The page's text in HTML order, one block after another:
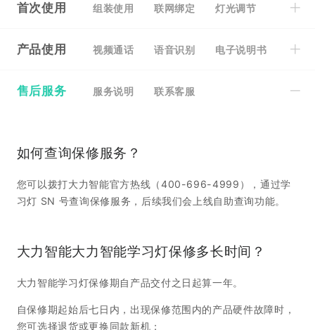
首次使用 组装使用 联网绑定 灯光调节
您可以拨打大力智能官方热线（400-696-4999），通过学
大力智能学习灯保修期自产品交付之日起算一年。
您可选择退货或更换同款新机；
故障时，您可要求更换同款新机；
自保修期起始第十六日至保修期届满，出现保修范围内的产品
产品使用 视频通话 语音识别 电子说明书
习灯 SN 号查询保修服务，后续我们会上线自助查询功能。
大力智能大力智能学习灯保修多长时间？
您可选择退货或更换同款新机；
自保修期起始第八日至第十五日，出现保修范围内的产品硬件
售后服务 服务说明 联系客服
如何查询保修服务？
您可以拨打大力智能官方热线（400-696-4999），通过学
习灯 SN 号查询保修服务，后续我们会上线自助查询功能。
大力智能大力智能学习灯保修多长时间？
大力智能学习灯保修期自产品交付之日起算一年。
自保修期起始后七日内，出现保修范围内的产品硬件故障时，
您可选择退货或更换同款新机；